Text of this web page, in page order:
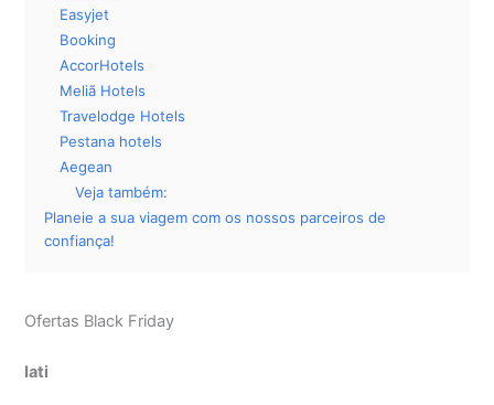
Easyjet
Booking
AccorHotels
Meliã Hotels
Travelodge Hotels
Pestana hotels
Aegean
Veja também:
Planeie a sua viagem com os nossos parceiros de
confiança!
Ofertas Black Friday
Iati